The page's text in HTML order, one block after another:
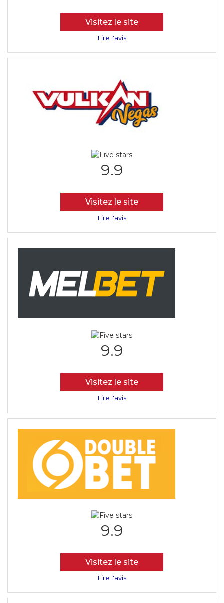
Visitez le site
Lire l'avis
9.9
Visitez le site
Lire l'avis
9.9
Visitez le site
Lire l'avis
9.9
Visitez le site
Lire l'avis